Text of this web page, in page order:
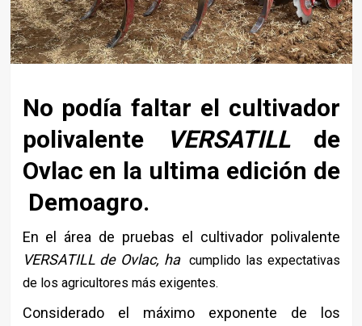
No podía faltar el cultivador
polivalente
VERSATILL de
Ovlac en la ultima edición de
Demoagro.
En el área de pruebas el cultivador polivalente
VERSATILL de Ovlac, ha cumplido las expectativas
de los agricultores más exigentes.
Considerado el máximo exponente de los